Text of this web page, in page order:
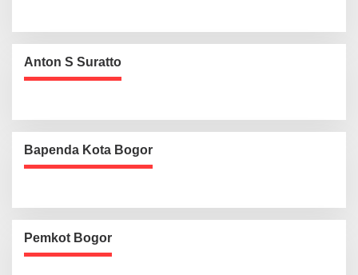
Anton S Suratto
Bapenda Kota Bogor
Pemkot Bogor